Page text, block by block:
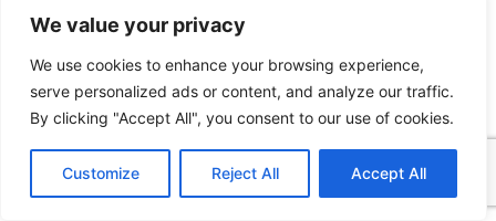
We value your privacy
We use cookies to enhance your browsing experience,
serve personalized ads or content, and analyze our traffic.
By clicking "Accept All", you consent to our use of cookies.
Customize Reject All Accept All
~~~~~
~~~~~
y
c
e
n
t
t
m
b
d
d
l
e
i
t
e
e